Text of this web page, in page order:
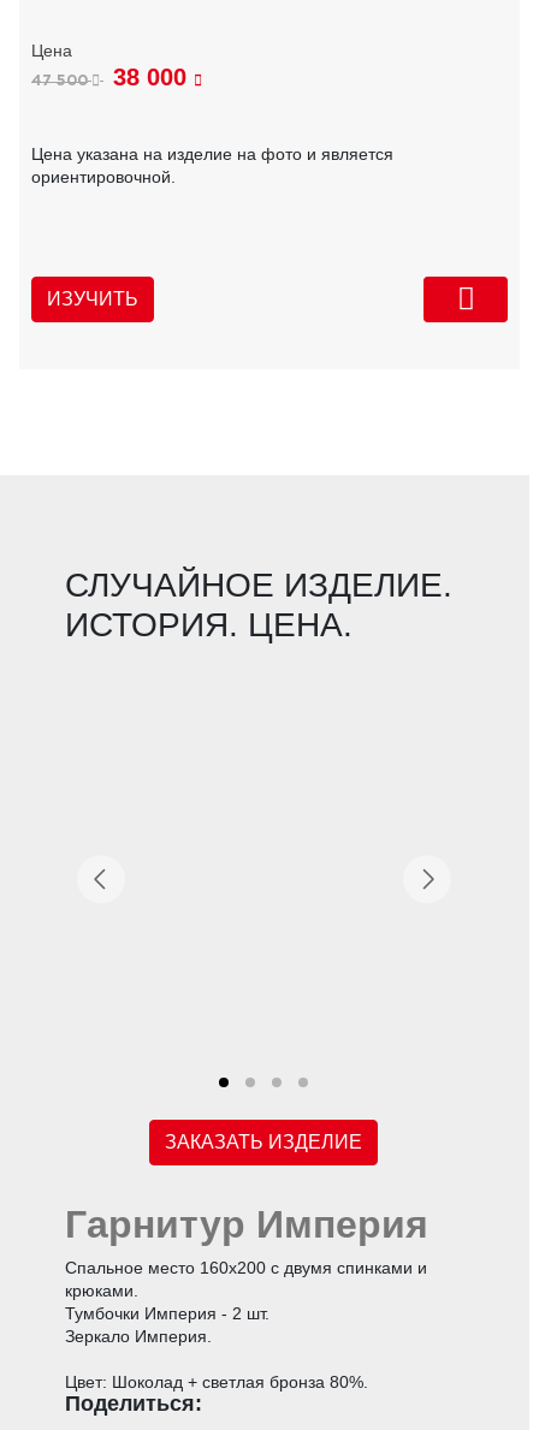
47 500 38 000
Цена указана на изделие на фото и является
ориентировочной.
ИЗУЧИТЬ
СЛУЧАЙНОЕ ИЗДЕЛИЕ.
ИСТОРИЯ. ЦЕНА.
ЗАКАЗАТЬ ИЗДЕЛИЕ
Гарнитур Империя
Спальное место 160х200 с двумя спинками и
крюками.
Тумбочки Империя - 2 шт.
Зеркало Империя.
Цвет: Шоколад + светлая бронза 80%.